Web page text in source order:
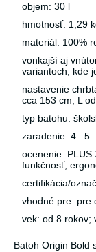
objem: 30 l
hmotnosť: 1,29
materiál: 100%
vonkajší aj
variantoch, kde
nastavenie
cca 153 cm, L
typ batohu:
zaradenie: 4.–5.
ocenenie: PLUS
funkčnosť,
certifikácia/
vhodné pre: pre
vek: od 8 rokov;
Batoh Origin Bold